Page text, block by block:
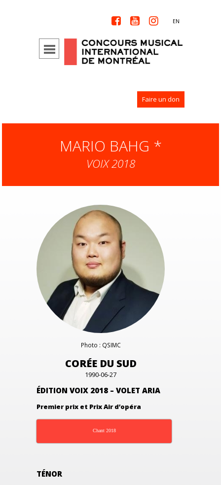
   EN
Faire un don
MARIO BAHG *
VOIX 2018
Photo : QSIMC
CORÉE DU SUD
1990-06-27
ÉDITION VOIX 2018 – VOLET ARIA
Premier prix et Prix Air d’opéra
Chant 2018
TÉNOR